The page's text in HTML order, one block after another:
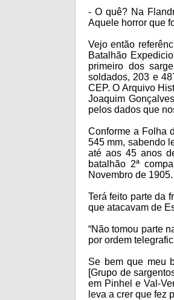
- O quê? Na
Aquele horror que
Vejo então
Batalhão
primeiro dos
soldados, 203 e
CEP. O Arquivo
Joaquim
pelos dados que
Conforme a Folha
545 mm, sabendo
até aos 45 anos
batalhão 2ª
Novembro de 1905.
Terá feito parte da
que atacavam de
“Não tomou parte
por ordem
Se bem que meu
[Grupo de
em Pinhel e Val-
leva a crer que fez